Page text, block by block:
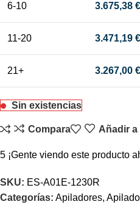
6-10 3.675,38 €
11-20 3.471,19 €
21+ 3.267,00 €
Sin existencias
Compara Añadir a
5 ¡Gente viendo este producto
SKU: ES-A01E-1230R
Categorías: Apiladores,